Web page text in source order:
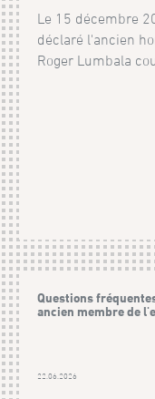
Le 15 décembre
déclaré l'ancien
Roger Lumbala
Questions
ancien membre de
22.06.2026